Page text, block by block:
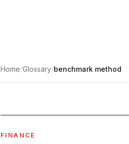
Home/Glossary/benchmark method
FINANCE